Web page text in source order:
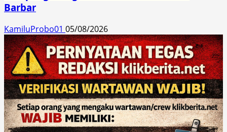
Barbar
KamiluProbo01 05/08/2026